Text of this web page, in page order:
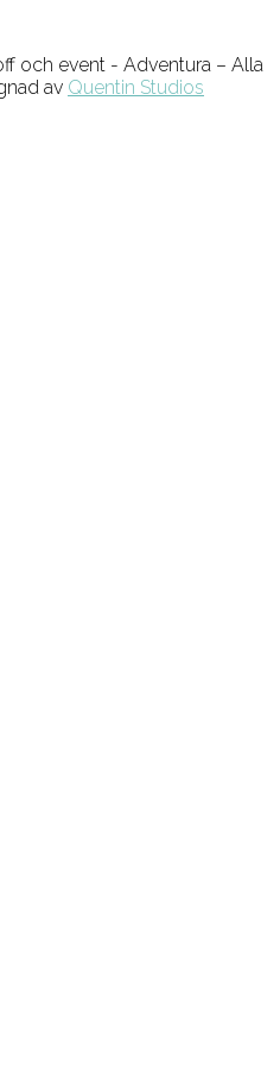
och event - Adventura – Alla
av Quentin Studios